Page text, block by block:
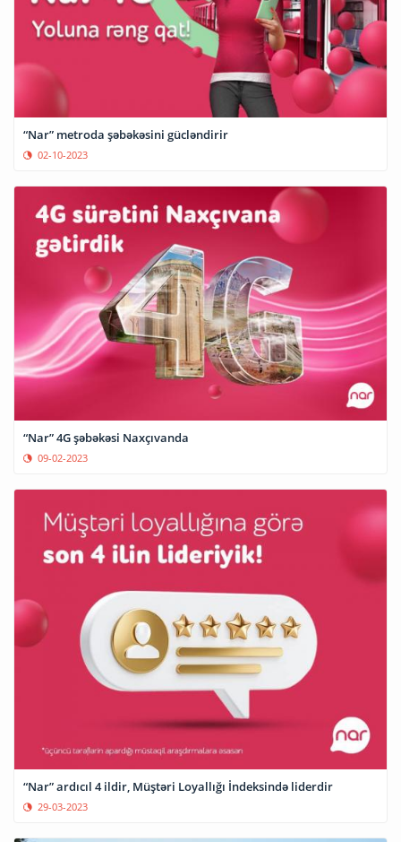
“Nar” metroda şəbəkəsini gücləndirir
02-10-2023
“Nar” 4G şəbəkəsi Naxçıvanda
09-02-2023
“Nar” ardıcıl 4 ildir, Müştəri Loyallığı İndeksində liderdir
29-03-2023